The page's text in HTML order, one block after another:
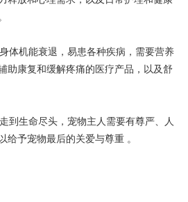
体机能衰退，易患各种疾病，需要营养
助康复和缓解疼痛的医疗产品，以及舒
到生命尽头，宠物主人需要有尊严、人
给予宠物最后的关爱与尊重 。